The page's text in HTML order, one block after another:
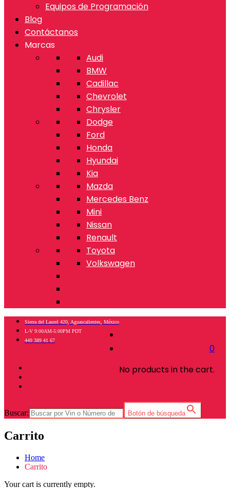
Equipos de Programación
Blog
Contáctanos
Marcas
Audi
BMW
Cadillac
Chevrolet
Chrysler
Dodge
Ford
Honda
Hyundai
Kia
Mazda
Mercedes Benz
Mini
Nissan
Renault
Toyota
Volkswagen
0
No products in the cart.
Sierra del Laurel 420, Aguascalientes, México
L-V 9:00AM-5:00PM PDT
449 389 41 67
Buscar: Botón de búsqueda
Carrito
Home
Carrito
Your cart is currently empty.